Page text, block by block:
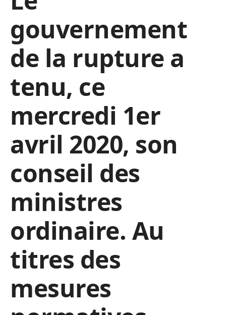
gouvernement
de la rupture a
tenu, ce
mercredi 1er
avril 2020, son
conseil des
ministres
ordinaire. Au
titres des
mesures